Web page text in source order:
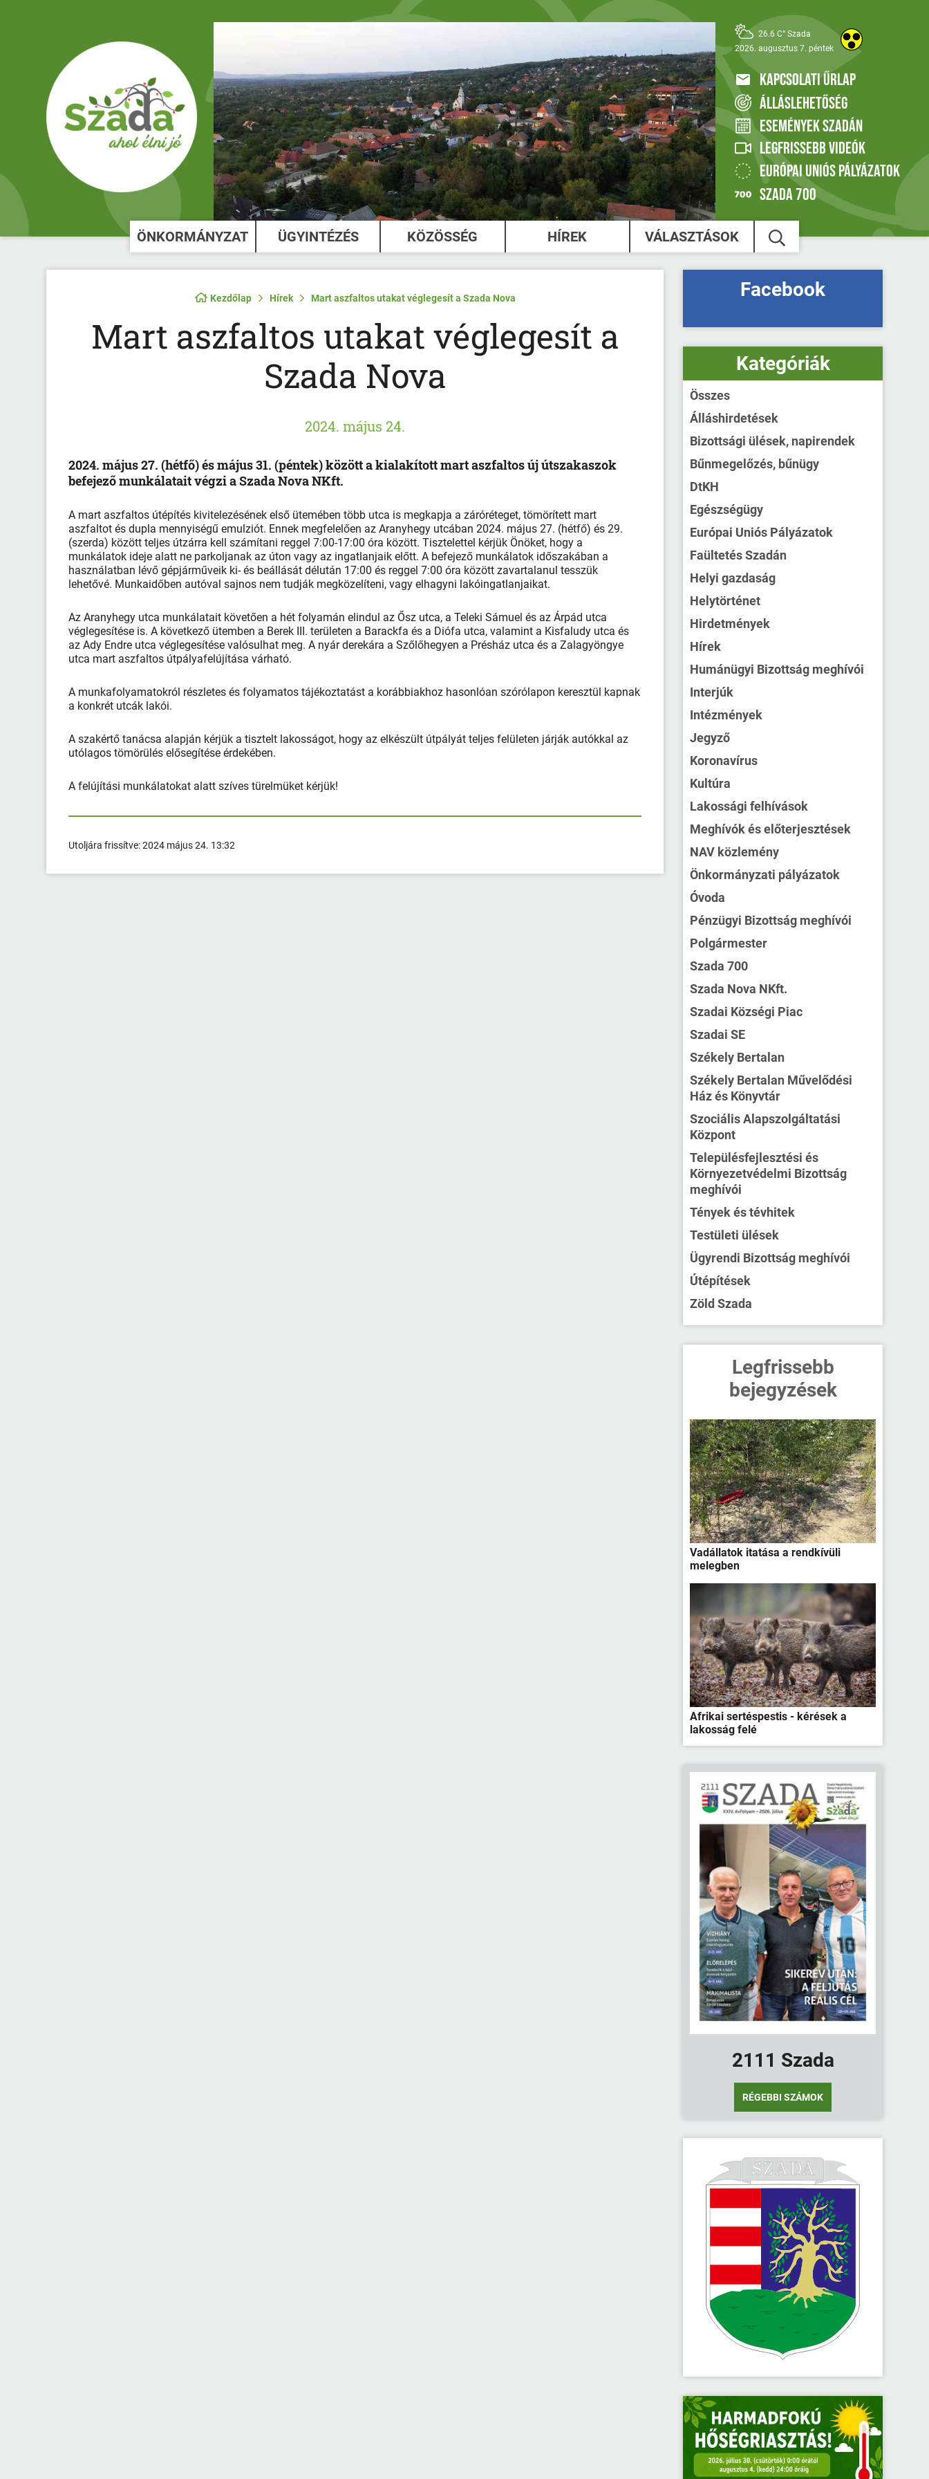
26.6 C° Szada
2026. augusztus 7. péntek
KAPCSOLATI ŰRLAP
ÁLLÁSLEHETŐSÉG
ESEMÉNYEK SZADÁN
LEGFRISSEBB VIDEÓK
EURÓPAI UNIÓS PÁLYÁZATOK
SZADA 700
ÖNKORMÁNYZAT ÜGYINTÉZÉS KÖZÖSSÉG HÍREK VÁLASZTÁSOK
Kezdőlap Hírek Mart aszfaltos utakat véglegesít a Szada Nova
Mart aszfaltos utakat véglegesít a
Szada Nova
2024. május 24.
2024. május 27. (hétfő) és május 31. (péntek) között a kialakított mart aszfaltos új útszakaszok
befejező munkálatait végzi a Szada Nova NKft.
A mart aszfaltos útépítés kivitelezésének első ütemében több utca is megkapja a záróréteget, tömörített mart
aszfaltot és dupla mennyiségű emulziót. Ennek megfelelően az Aranyhegy utcában 2024. május 27. (hétfő) és 29.
(szerda) között teljes útzárra kell számítani reggel 7:00-17:00 óra között. Tisztelettel kérjük Önöket, hogy a
munkálatok ideje alatt ne parkoljanak az úton vagy az ingatlanjaik előtt. A befejező munkálatok időszakában a
használatban lévő gépjárműveik ki- és beállását délután 17:00 és reggel 7:00 óra között zavartalanul tesszük
lehetővé. Munkaidőben autóval sajnos nem tudják megközelíteni, vagy elhagyni lakóingatlanjaikat.
Az Aranyhegy utca munkálatait követően a hét folyamán elindul az Ősz utca, a Teleki Sámuel és az Árpád utca
véglegesítése is. A következő ütemben a Berek III. területen a Barackfa és a Diófa utca, valamint a Kisfaludy utca és
az Ady Endre utca véglegesítése valósulhat meg. A nyár derekára a Szőlőhegyen a Présház utca és a Zalagyöngye
utca mart aszfaltos útpályafelújítása várható.
A munkafolyamatokról részletes és folyamatos tájékoztatást a korábbiakhoz hasonlóan szórólapon keresztül kapnak
a konkrét utcák lakói.
A szakértő tanácsa alapján kérjük a tisztelt lakosságot, hogy az elkészült útpályát teljes felületen járják autókkal az
utólagos tömörülés elősegítése érdekében.
A felújítási munkálatokat alatt szíves türelmüket kérjük!
Utoljára frissítve:2024 május 24. 13:32
Facebook
Kategóriák
Összes
Álláshirdetések
Bizottsági ülések, napirendek
Bűnmegelőzés, bűnügy
DtKH
Egészségügy
Európai Uniós Pályázatok
Faültetés Szadán
Helyi gazdaság
Helytörténet
Hirdetmények
Hírek
Humánügyi Bizottság meghívói
Interjúk
Intézmények
Jegyző
Koronavírus
Kultúra
Lakossági felhívások
Meghívók és előterjesztések
NAV közlemény
Önkormányzati pályázatok
Óvoda
Pénzügyi Bizottság meghívói
Polgármester
Szada 700
Szada Nova NKft.
Szadai Községi Piac
Szadai SE
Székely Bertalan
Székely Bertalan Művelődési
Ház és Könyvtár
Szociális Alapszolgáltatási
Központ
Településfejlesztési és
Környezetvédelmi Bizottság
meghívói
Tények és tévhitek
Testületi ülések
Ügyrendi Bizottság meghívói
Útépítések
Zöld Szada
Legfrissebb
bejegyzések
Vadállatok itatása a rendkívüli
melegben
Afrikai sertéspestis - kérések a
lakosság felé
2111 Szada
RÉGEBBI SZÁMOK